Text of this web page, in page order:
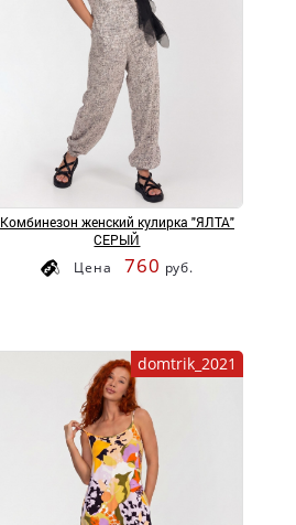
Комбинезон женский кулирка "ЯЛТА"
СЕРЫЙ
Цена 760 руб.
domtrik_2021